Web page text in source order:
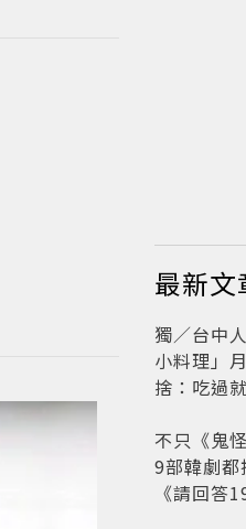
最新文
獨／台中
小料理」
捨：吃過
不只《鬼
9部韓劇都
《請回答